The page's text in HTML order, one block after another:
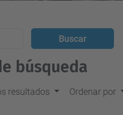
búsqueda
resultados Ordenar por